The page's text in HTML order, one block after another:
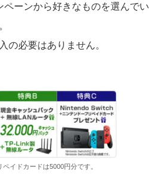
ーンから好きなものを選んでい
の必要はありません。
ペイドカードは5000円分です。